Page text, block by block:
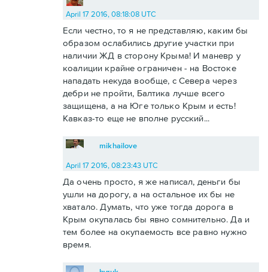
April 17 2016, 08:18:08 UTC
Если честно, то я не представляю, каким бы
образом ослабились другие участки при
наличии ЖД в сторону Крыма! И маневр у
коалиции крайне ограничен - на Востоке
нападать некуда вообще, с Севера через
дебри не пройти, Балтика лучше всего
защищена, а на Юге только Крым и есть!
Кавказ-то еще не вполне русский...
mikhailove
April 17 2016, 08:23:43 UTC
Да очень просто, я же написал, деньги бы
ушли на дорогу, а на остальное их бы не
хватало. Думать, что уже тогда дорога в
Крым окупалась бы явно сомнительно. Да и
тем более на окупаемость все равно нужно
время.